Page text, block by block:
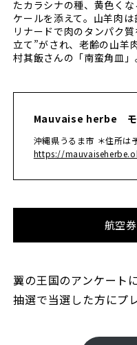
たカラシナの種、黄色く
ケールを添えて。山羊肉
リナードで肉のタンパク
立て”がされ、老齢の山羊
村其飯さんの「南蛮角皿」
Mauvaise herbe モ
沖縄県うるま市 ＊住所は
https://
航空
翼の王国のアンケート
抽選で当選した方にプ